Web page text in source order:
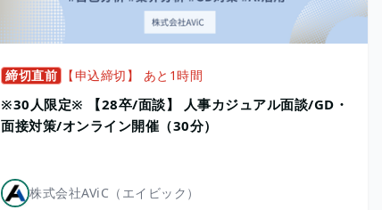
締切直前 【申込締切】 あと1時間
※30人限定※ 【28卒/面談】 人事カジュアル面談/GD・
面接対策/オンライン開催（30分）
株式会社AViC（エイビック）